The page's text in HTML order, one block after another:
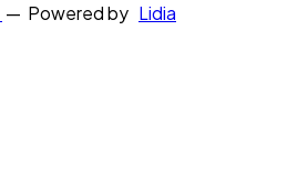
— Powered by Lidia